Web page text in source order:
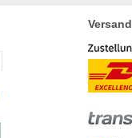
Versand